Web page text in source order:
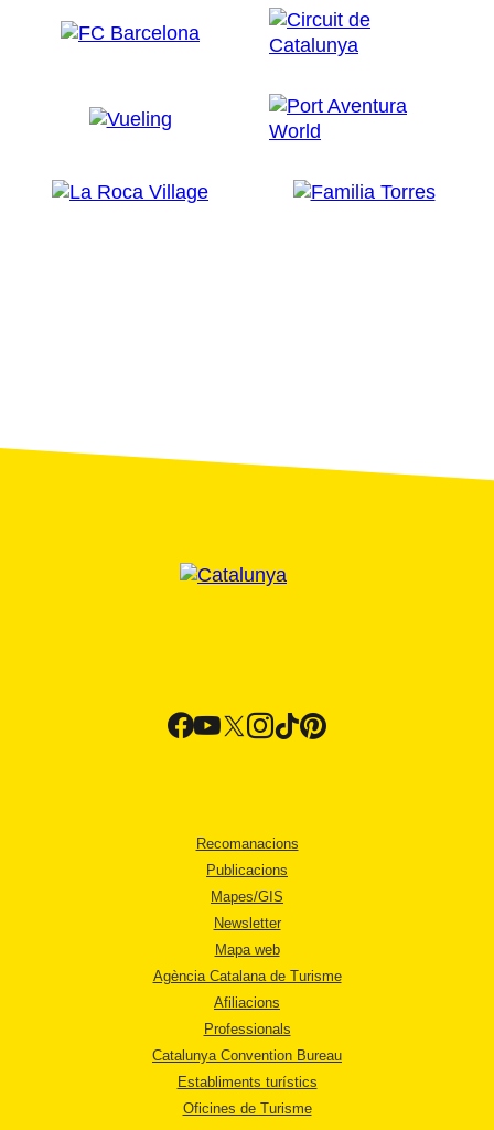
Recomanacions
Publicacions
Mapes/GIS
Newsletter
Mapa web
Agència Catalana de Turisme
Afiliacions
Professionals
Catalunya Convention Bureau
Establiments turístics
Oficines de Turisme